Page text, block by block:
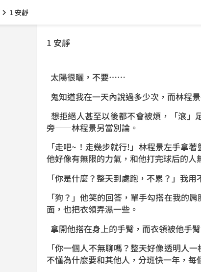
chevron_right 1 安靜
1 安靜
太陽很曬，不要……
鬼知道我在一天內說過多少次，而林
想拒絕人甚至以後都不會被煩，「滾」
旁——林程景另當別論。
「走吧~！走幾步就行!」林程景左手拿
他好像有無限的力氣，和他打完球后的人
「你是什麼？整天到處跑，不累？」我
「狗？」他笑的回答，單手勾搭在我的
面，也把衣領弄濕一些。
拿開他搭在身上的手臂，而衣領被他手
「你一個人不無聊嗎？整天好像透明人
不懂為什麼要和其他人，分班快一年，